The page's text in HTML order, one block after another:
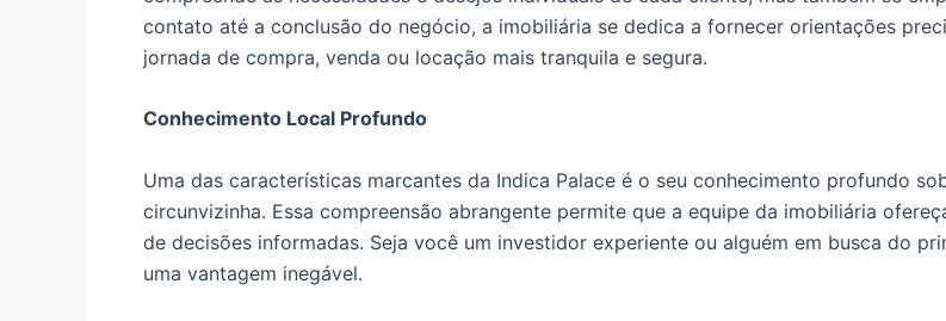
contato até a conclusão do negócio, a imobiliária se dedica a fornecer orientações
jornada de compra, venda ou locação mais tranquila e segura.
Conhecimento Local Profundo
Uma das características marcantes da Indica Palace é o seu conhecimento profundo
circunvizinha. Essa compreensão abrangente permite que a equipe da imobiliária
de decisões informadas. Seja você um investidor experiente ou alguém em busca do
uma vantagem inegável.